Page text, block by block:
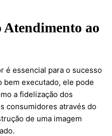
ao
é essencial para o sucesso
bem executado, ele pode
a fidelização dos
consumidores através do
de uma imagem